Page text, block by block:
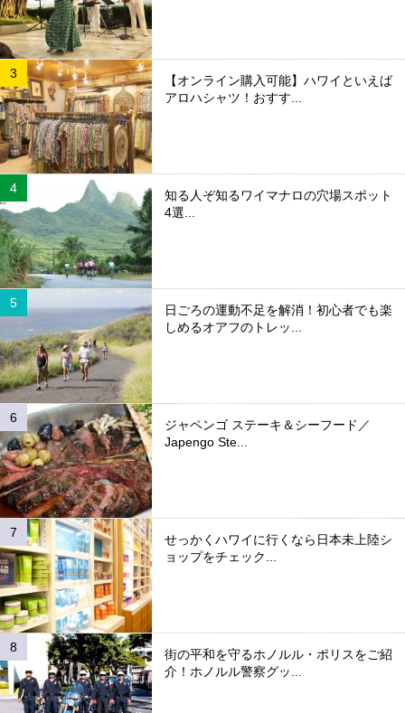
【オンライン購入可能】ハワイといえば
アロハシャツ！おすす...
知る人ぞ知るワイマナロの穴場スポット
4選...
日ごろの運動不足を解消！初心者でも楽
しめるオアフのトレッ...
ジャペンゴ ステーキ＆シーフード／
Japengo Ste...
せっかくハワイに行くなら日本未上陸シ
ョップをチェック...
街の平和を守るホノルル・ポリスをご紹
介！ホノルル警察グッ...